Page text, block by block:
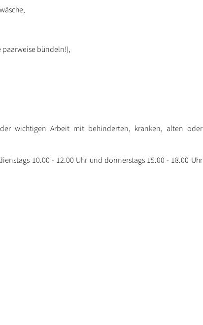
bündeln!),
wichtigen Arbeit mit behinderten, kranken, alten oder
10.00 - 12.00 Uhr und donnerstags 15.00 - 18.00 Uhr